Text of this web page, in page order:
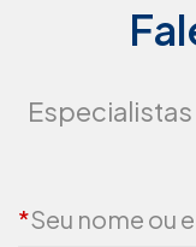
*Seu nome ou